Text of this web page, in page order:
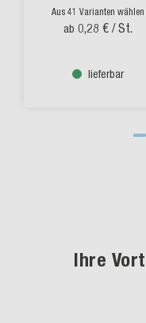
Aus 41 Varianten wählen
ab 0,28 € / St.
lieferbar
Ihre